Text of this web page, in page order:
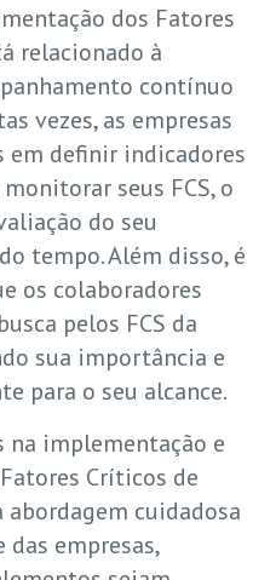
dos Fatores
relacionado à
contínuo
vezes, as empresas
definir indicadores
seus FCS, o
do seu
tempo. Além disso, é
os colaboradores
pelos FCS da
sua importância e
para o seu alcance.
na implementação e
Críticos de
abordagem cuidadosa
empresas,